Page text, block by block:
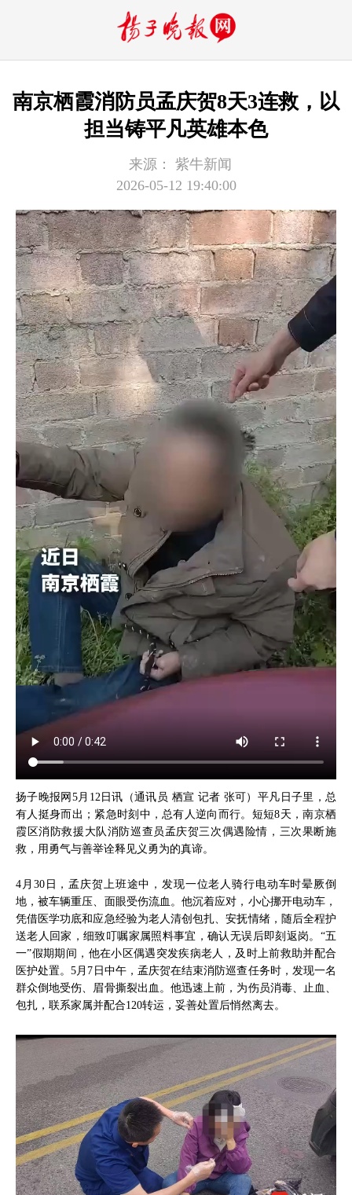
南京栖霞消防员孟庆贺8天3连救，以
担当铸平凡英雄本色
来源：
紫牛新闻
2026-05-12 19:40:00
扬子晚报网5月12日讯（通讯员 栖宣 记者 张可）平凡日子里，总
有人挺身而出；紧急时刻中，总有人逆向而行。短短8天，南京栖
霞区消防救援大队消防巡查员孟庆贺三次偶遇险情，三次果断施
救，用勇气与善举诠释见义勇为的真谛。
4月30日，孟庆贺上班途中，发现一位老人骑行电动车时晕厥倒
地，被车辆重压、面眼受伤流血。他沉着应对，小心挪开电动车，
凭借医学功底和应急经验为老人清创包扎、安抚情绪，随后全程护
送老人回家，细致叮嘱家属照料事宜，确认无误后即刻返岗。“五
一”假期期间，他在小区偶遇突发疾病老人，及时上前救助并配合
医护处置。5月7日中午，孟庆贺在结束消防巡查任务时，发现一名
群众倒地受伤、眉骨撕裂出血。他迅速上前，为伤员消毒、止血、
包扎，联系家属并配合120转运，妥善处置后悄然离去。